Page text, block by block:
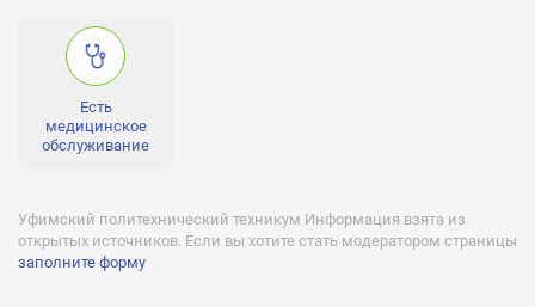
Военная кафедра:
Медицинское обслуживание:
Нет
Лицензии:
№1957 от 27 марта 2013 года, серия 02Л01 №0000584
Есть
медицинское
обслуживание
Уфимский политехнический техникум Информация взята из
открытых источников. Если вы хотите стать модератором страницы
заполните форму